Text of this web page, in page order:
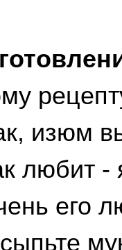
изюм
любит
его